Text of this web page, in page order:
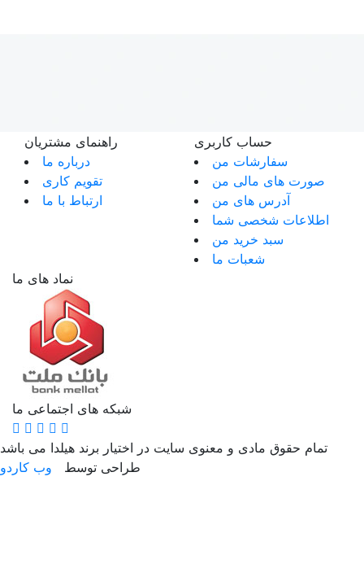
راهنمای مشتریان
درباره ما
تقویم کاری
ارتباط با ما
حساب کاربری
سفارشات من
صورت های مالی من
آدرس های من
اطلاعات شخصی شما
سبد خرید من
شعبات ما
نماد های ما
شبکه های اجتماعی ما
تمام حقوق مادی و معنوی سایت در اختیار برند هیلدا می باشد
طراحی توسط
وب کاردو